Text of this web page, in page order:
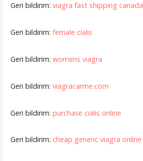
Geri bildirim: viagra fast shipping canada
Geri bildirim: female cialis
Geri bildirim: womens viagra
Geri bildirim: viagracarme.com
Geri bildirim: purchase cialis online
Geri bildirim: cheap generic viagra online